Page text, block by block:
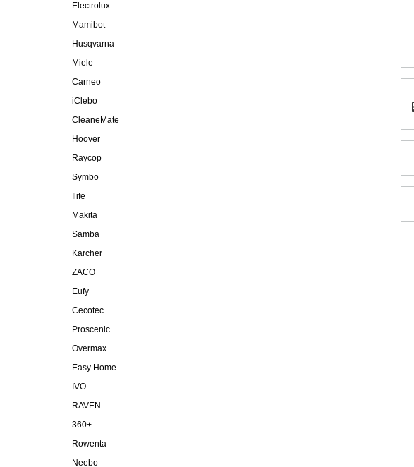
Electrolux
Mamibot
Husqvarna
Miele
Carneo
iClebo
CleaneMate
Hoover
Raycop
Symbo
Ilife
Makita
Samba
Karcher
ZACO
Eufy
Cecotec
Proscenic
Overmax
Easy Home
IVO
RAVEN
360+
Rowenta
Neebo